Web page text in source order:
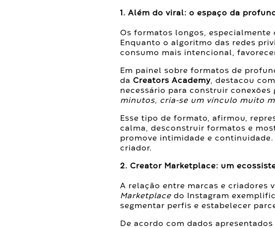
1. Além do viral: o espaço da
Os formatos longos, especialmente
Enquanto o algoritmo das redes
consumo mais intencional,
Em painel sobre formatos de
da Creators Academy, destacou
necessário para construir conexões
minutos, cria-se um vínculo muito
Esse tipo de formato, afirmou,
calma, desconstruir formatos e
promove intimidade e
criador.
2. Creator Marketplace: um
A relação entre marcas e criadores
Marketplacedo Instagram
segmentar perfis e estabelecer
De acordo com dados